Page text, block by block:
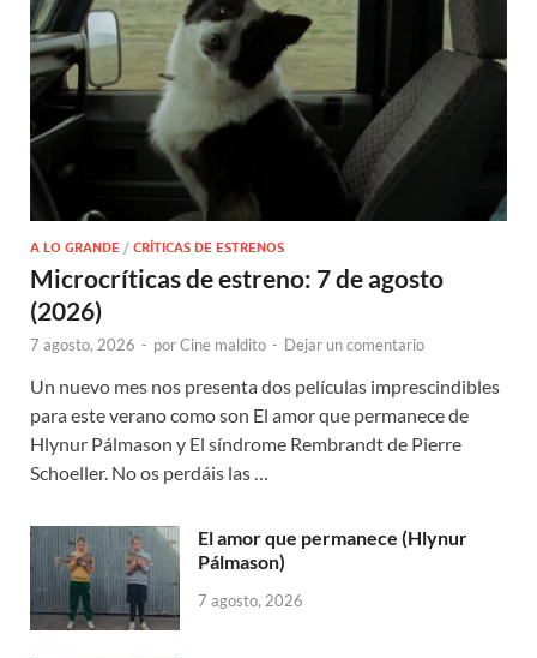
A LO GRANDE / CRÍTICAS DE ESTRENOS
Microcríticas de estreno: 7 de agosto
(2026)
7 agosto, 2026 - porCine maldito - Dejar un comentario
Un nuevo mes nos presenta dos películas imprescindibles
para este verano como son El amor que permanece de
Hlynur Pálmason y El síndrome Rembrandt de Pierre
Schoeller. No os perdáis las …
El amor que permanece (Hlynur
Pálmason)
7 agosto, 2026